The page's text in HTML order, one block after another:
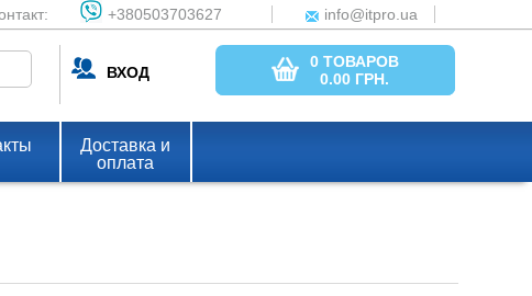
+380503703627 info@itpro.ua
ВХОД
0 ТОВАРОВ
0.00 ГРН.
Доставка и
оплата